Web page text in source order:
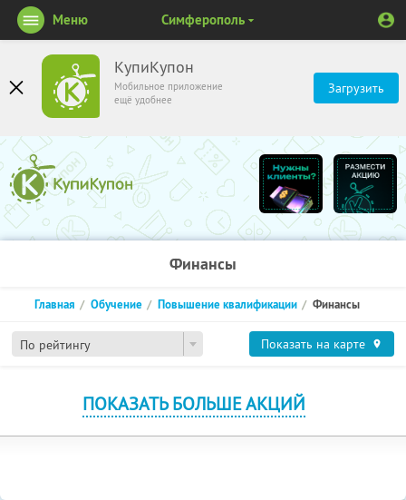
КупиКупон
Мобильное приложение
ещё удобнее
Загрузить
Меню Симферополь
Финансы
По рейтингу
Главная Обучение Повышение квалификации Финансы
Показать на карте
ПОКАЗАТЬ БОЛЬШЕ АКЦИЙ